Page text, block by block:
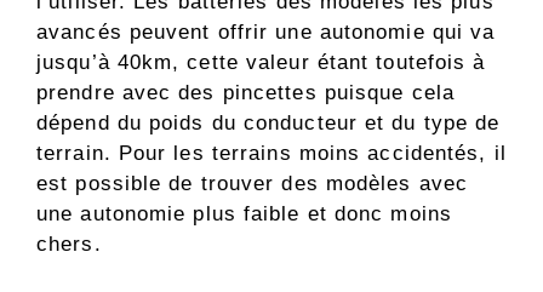
avancés peuvent offrir une autonomie qui va
jusqu’à 40km, cette valeur étant toutefois à
prendre avec des pincettes puisque cela
dépend du poids du conducteur et du type de
terrain. Pour les terrains moins accidentés, il
est possible de trouver des modèles avec
une autonomie plus faible et donc moins
chers.